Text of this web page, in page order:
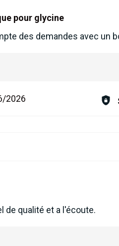
pour glycine
des demandes avec un
2026
de qualité et a l'écoute.